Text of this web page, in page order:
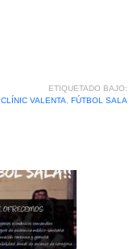
ETIQUETADO BAJO:
CLÍNIC VALENTA FÚTBOL SALA